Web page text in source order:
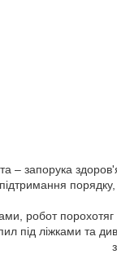
– запорука
порядку,
робот
під ліжками та